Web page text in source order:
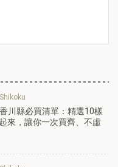
川縣必買清單：精選10樣
來，讓你一次買齊、不虛